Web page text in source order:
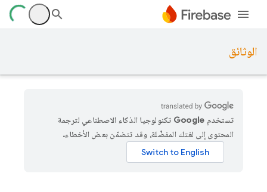
الوثائق
تستخدم Google تكنولوجيا الذكاء الاصطناعي لترجمة
المحتوى إلى لغتك المفضّلة، وقد تتضمّن بعض الأخطاء.